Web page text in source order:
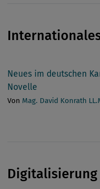
Neues im deutschen
Novelle
Von Mag. David Konrath
Digitalisierung